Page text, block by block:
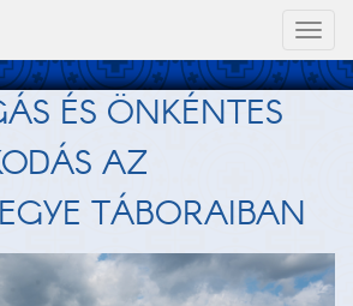
ÉS ÖNKÉNTES
AZ
TÁBORAIBAN